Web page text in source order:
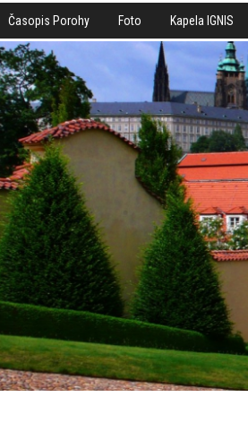
Časopis Porohy Foto Kapela IGNIS